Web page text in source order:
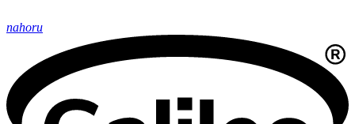
nahoru